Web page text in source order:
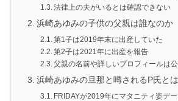
法律上の夫がいるとは確認できない
浜崎あゆみの子供の父親は誰なのか
第1子は2019年末に出産していた
第2子は2021年に出産を報告
父親の名前や詳しいプロフィールは
浜崎あゆみの旦那と噂されるP氏とは
FRIDAYが2019年にマタニティ姿デ